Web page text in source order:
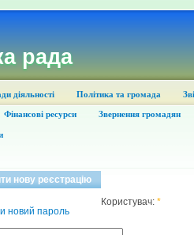
рада
діяльності Політика та громада
Фінансові ресурси Звернення громадян
нову реєстрацію
новий пароль
Користувач:*